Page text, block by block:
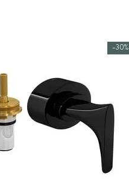
-30%
COMPRAR AGORA